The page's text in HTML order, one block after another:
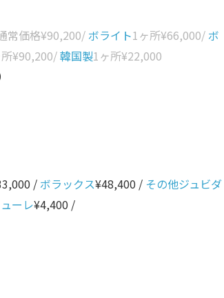
常価格¥90,200/ ボライト1ヶ所¥66,000/ ボ
¥90,200/韓国製1ヶ所¥22,000
/ ボラックス¥48,400 / その他ジュビダ
ーレ¥4,400 /